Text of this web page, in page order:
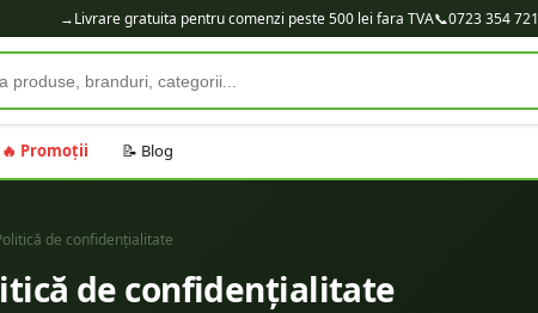
→Livrare gratuita pentru comenzi peste 500 lei fara TVA📞0723 354 721
🔥 Promoții 📝 Blog
de confidențialitate
de confidențialitate